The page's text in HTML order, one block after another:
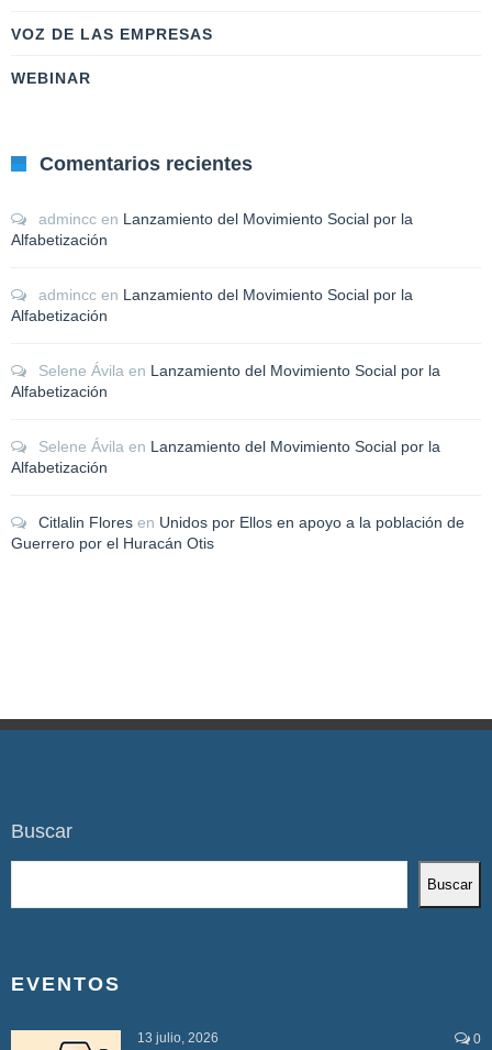
VOZ DE LAS EMPRESAS
WEBINAR
Comentarios recientes
admincc en Lanzamiento del Movimiento Social por la
Alfabetización
admincc en Lanzamiento del Movimiento Social por la
Alfabetización
Selene Ávila en Lanzamiento del Movimiento Social por la
Alfabetización
Selene Ávila en Lanzamiento del Movimiento Social por la
Alfabetización
Citlalin Flores en Unidos por Ellos en apoyo a la población de
Guerrero por el Huracán Otis
Buscar
Buscar
EVENTOS
13 julio, 2026 0